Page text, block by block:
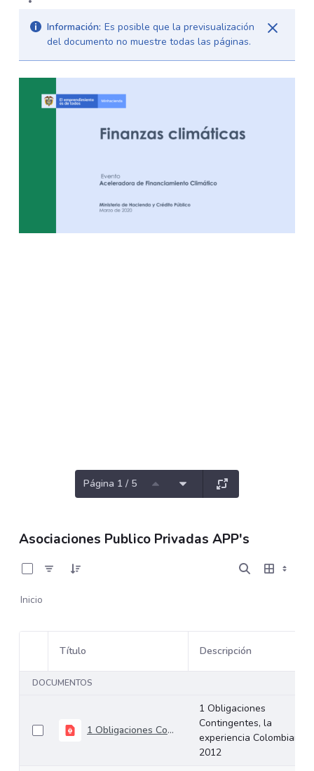
Información: Es posible que la previsualización
del documento no muestre todas las páginas.
Página 1 / 5
Asociaciones Publico Privadas APP's
Inicio
Selección del elemento
Título Descripción
DOCUMENTOS
1 Obligaciones Contingentes, la experiencia Colombiana 2012
1 Obligaciones
Contingentes, la
experiencia Colombiana
2012